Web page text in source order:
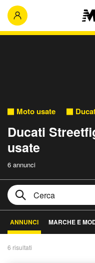
Moto usate
Ducati
usate
6 annunci
ANNUNCI MARCHE E
6 risultati